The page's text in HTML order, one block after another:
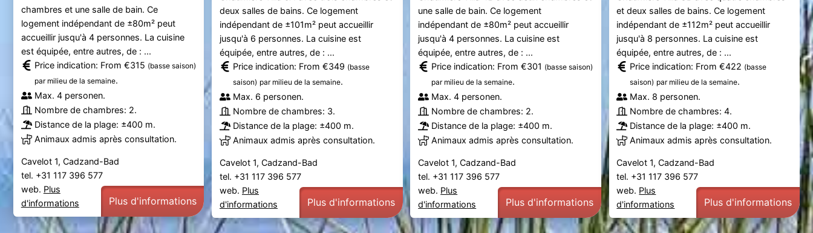
chambres et une salle de bain. Ce
logement indépendant de ±80m² peut
accueillir jusqu'à 4 personnes. La cuisine
est équipée, entre autres, de : ...
Price indication: From €315 (basse saison)
par milieu de la semaine.
Max. 4 personen.
Nombre de chambres: 2.
Distance de la plage: ±400 m.
Animaux admis après consultation.
Cavelot 1, Cadzand-Bad
tel. +31 117 396 577
web. Plus
d'informations
Plus d'informations
deux salles de bains. Ce logement
indépendant de ±101m² peut accueillir
jusqu'à 6 personnes. La cuisine est
équipée, entre autres, de : ...
Price indication: From €349 (basse
saison) par milieu de la semaine.
Max. 6 personen.
Nombre de chambres: 3.
Distance de la plage: ±400 m.
Animaux admis après consultation.
Cavelot 1, Cadzand-Bad
tel. +31 117 396 577
web. Plus
d'informations
Plus d'informations
une salle de bain. Ce logement
indépendant de ±80m² peut accueillir
jusqu'à 4 personnes. La cuisine est
équipée, entre autres, de : ...
Price indication: From €301 (basse saison)
par milieu de la semaine.
Max. 4 personen.
Nombre de chambres: 2.
Distance de la plage: ±400 m.
Animaux admis après consultation.
Cavelot 1, Cadzand-Bad
tel. +31 117 396 577
web. Plus
d'informations
Plus d'informations
et deux salles de bains. Ce logement
indépendant de ±112m² peut accueillir
jusqu'à 8 personnes. La cuisine est
équipée, entre autres, de : ...
Price indication: From €422 (basse
saison) par milieu de la semaine.
Max. 8 personen.
Nombre de chambres: 4.
Distance de la plage: ±400 m.
Animaux admis après consultation.
Cavelot 1, Cadzand-Bad
tel. +31 117 396 577
web. Plus
d'informations
Plus d'informations